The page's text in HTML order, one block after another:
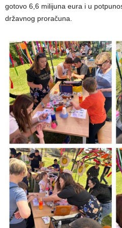
gotovo 6,6 milijuna eura i u
državnog proračuna.